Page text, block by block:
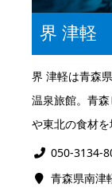
界 津軽
界 津軽は青森
温泉旅館。青
や東北の食材を
050-3134-
青森県南津